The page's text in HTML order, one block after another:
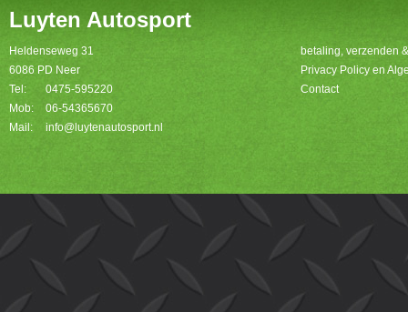
Luyten Autosport
Heldenseweg 31
6086 PD Neer
Tel:
0475-595220
Mob:
06-54365670
Mail:
info@luytenautosport.nl
betaling, verzenden
Privacy Policy en
Contact